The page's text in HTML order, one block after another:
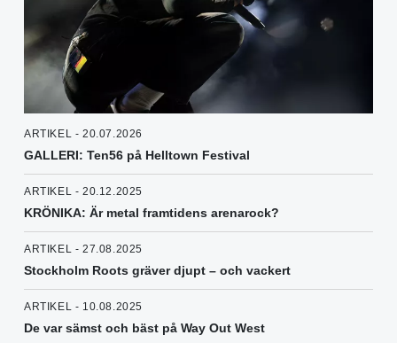
ARTIKEL - 20.07.2026
GALLERI: Ten56 på Helltown Festival
ARTIKEL - 20.12.2025
KRÖNIKA: Är metal framtidens arenarock?
ARTIKEL - 27.08.2025
Stockholm Roots gräver djupt – och vackert
ARTIKEL - 10.08.2025
De var sämst och bäst på Way Out West